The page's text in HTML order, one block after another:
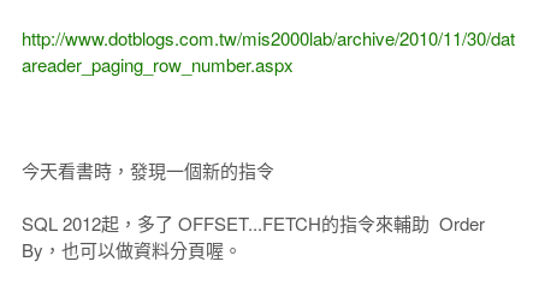
http://www.dotblogs.com.tw/mis2000lab/archive/2010/11/30/dat
areader_paging_row_number.aspx
今天看書時，發現一個新的指令
SQL 2012起，多了 OFFSET...FETCH的指令來輔助 Order
By，也可以做資料分頁喔。